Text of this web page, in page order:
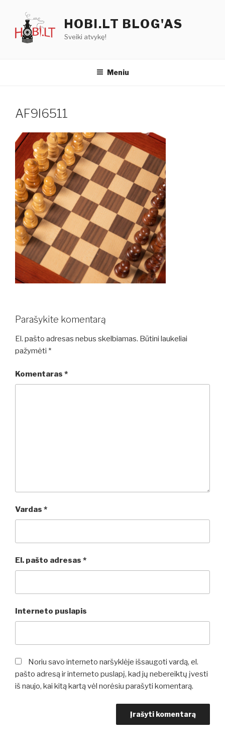
turinio
HOBI.LT BLOG'AS
Sveiki atvykę!
Meniu
AF9I6511
Parašykite komentarą
El. pašto adresas nebus skelbiamas. Būtini laukeliai
pažymėti *
Komentaras *
Vardas *
El. pašto adresas *
Interneto puslapis
Noriu savo interneto naršyklėje išsaugoti vardą, el.
pašto adresą ir interneto puslapį, kad jų nebereiktų įvesti
iš naujo, kai kitą kartą vėl norėsiu parašyti komentarą.